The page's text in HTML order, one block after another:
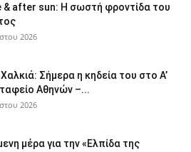
& after sun: Η σωστή φροντίδα του
2026
Σήμερα η κηδεία του στο Α’
Αθηνών –...
2026
μέρα για την «Ελπίδα της